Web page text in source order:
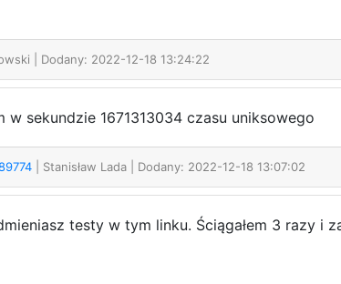
| Dodany: 2022-12-18 13:24:22
sekundzie 1671313034 czasu uniksowego
| Stanisław Lada | Dodany: 2022-12-18 13:07:02
testy w tym linku. Ściągałem 3 razy i